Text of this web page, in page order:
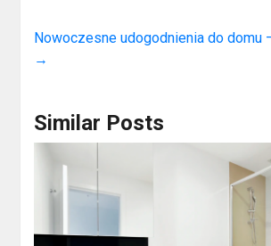
Nowoczesne udogodnienia do domu
→
Similar Posts